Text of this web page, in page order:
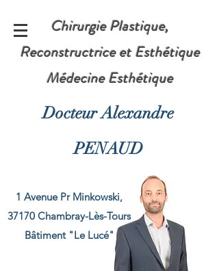
Chirurgie Plastique,
Reconstructrice et Esthétique
Médecine Esthétique
Docteur Alexandre
PENAUD
1 Avenue Pr Minkowski,
37170 Chambray-Lès-Tours
​Bâtiment "Le Lucé"